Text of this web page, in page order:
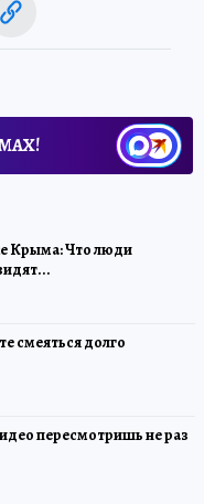
Крыма: Что люди
смеяться долго
пересмотришь не раз